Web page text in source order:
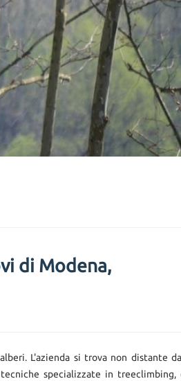
di Modena,
L'azienda si trova non distante
specializzate in